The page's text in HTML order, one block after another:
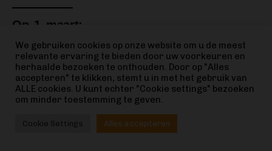
Op 1 maart:
➡️Bitcoin News: ‘Ondanks de aanval op Iran toont
Bitcoin-marktdata geen tekenen van
paniekverkopen.
blijven instromen van kortetermijnhouders laag, wat
We gebruiken cookies op onze website om u de meest
relevante ervaring te bieden door uw voorkeuren en
herhaalde bezoeken te onthouden. Door op "Alles
accepteren" te klikken, stemt u in met het gebruik van
ALLE cookies. U kunt echter "Cookie settings" bezoeken
om minder toestemming te geven.
Cookie Settings Alles accepteren